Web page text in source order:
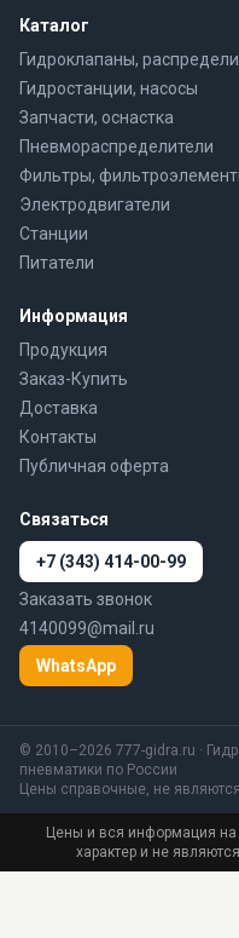
Каталог
Гидроклапаны,
Гидростанции, насосы
Запчасти, оснастка
Пневмораспределители
Фильтры,
Электродвигатели
Станции
Питатели
Информация
Продукция
Заказ-Купить
Доставка
Контакты
Публичная оферта
Связаться
+7 (343) 414-00-99
Заказать звонок
4140099@mail.ru
WhatsApp
© 2010–2026 777-gidra.ru ·
пневматики по России
Цены справочные, не
Цены и вся информация на
характер и не